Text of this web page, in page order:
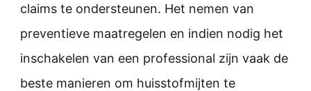
claims te ondersteunen. Het nemen van
preventieve maatregelen en indien nodig het
inschakelen van een professional zijn vaak de
beste manieren om huisstofmijten te